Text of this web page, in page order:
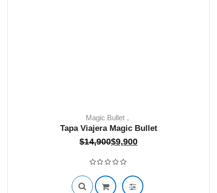
39 EN STOCK
Magic Bullet
Tapa Viajera Magic Bullet
$14,900El
original
era:
$14,900.
$9,900El
es:
$9,900.